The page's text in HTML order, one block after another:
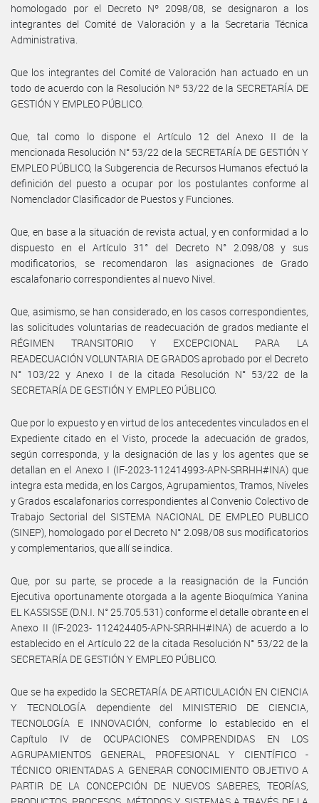
homologado por el Decreto Nº 2098/08, se designaron a los
integrantes del Comité de Valoración y a la Secretaria Técnica
Administrativa.
Que los integrantes del Comité de Valoración han actuado en un
todo de acuerdo con la Resolución Nº 53/22 de la SECRETARÍA DE
GESTIÓN Y EMPLEO PÚBLICO.
Que, tal como lo dispone el Artículo 12 del Anexo II de la
mencionada Resolución N° 53/22 de la SECRETARÍA DE GESTIÓN Y
EMPLEO PÚBLICO, la Subgerencia de Recursos Humanos efectuó la
definición del puesto a ocupar por los postulantes conforme al
Nomenclador Clasificador de Puestos y Funciones.
Que, en base a la situación de revista actual, y en conformidad a lo
dispuesto en el Artículo 31° del Decreto N° 2.098/08 y sus
modificatorios, se recomendaron las asignaciones de Grado
escalafonario correspondientes al nuevo Nivel.
Que, asimismo, se han considerado, en los casos correspondientes,
las solicitudes voluntarias de readecuación de grados mediante el
RÉGIMEN TRANSITORIO Y EXCEPCIONAL PARA LA
READECUACIÓN VOLUNTARIA DE GRADOS aprobado por el Decreto
N° 103/22 y Anexo I de la citada Resolución N° 53/22 de la
SECRETARÍA DE GESTIÓN Y EMPLEO PÚBLICO.
Que por lo expuesto y en virtud de los antecedentes vinculados en el
Expediente citado en el Visto, procede la adecuación de grados,
según corresponda, y la designación de las y los agentes que se
detallan en el Anexo I (IF-2023-112414993-APN-SRRHH#INA) que
integra esta medida, en los Cargos, Agrupamientos, Tramos, Niveles
y Grados escalafonarios correspondientes al Convenio Colectivo de
Trabajo Sectorial del SISTEMA NACIONAL DE EMPLEO PUBLICO
(SINEP), homologado por el Decreto N° 2.098/08 sus modificatorios
y complementarios, que allí se indica.
Que, por su parte, se procede a la reasignación de la Función
Ejecutiva oportunamente otorgada a la agente Bioquímica Yanina
EL KASSISSE (D.N.I. N° 25.705.531) conforme el detalle obrante en el
Anexo II (IF-2023- 112424405-APN-SRRHH#INA) de acuerdo a lo
establecido en el Artículo 22 de la citada Resolución N° 53/22 de la
SECRETARÍA DE GESTIÓN Y EMPLEO PÚBLICO.
Que se ha expedido la SECRETARÍA DE ARTICULACIÓN EN CIENCIA
Y TECNOLOGÍA dependiente del MINISTERIO DE CIENCIA,
TECNOLOGÍA E INNOVACIÓN, conforme lo establecido en el
Capítulo IV de OCUPACIONES COMPRENDIDAS EN LOS
AGRUPAMIENTOS GENERAL, PROFESIONAL Y CIENTÍFICO -
TÉCNICO ORIENTADAS A GENERAR CONOCIMIENTO OBJETIVO A
PARTIR DE LA CONCEPCIÓN DE NUEVOS SABERES, TEORÍAS,